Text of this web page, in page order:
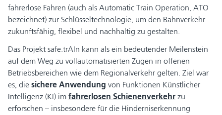
fahrerlose Fahren (auch als Automatic Train Operation, ATO
bezeichnet) zur Schlüsseltechnologie, um den Bahnverkehr
zukunftsfähig, flexibel und nachhaltig zu gestalten.
Das Projekt safe.trAIn kann als ein bedeutender Meilenstein
auf dem Weg zu vollautomatisierten Zügen in offenen
Betriebsbereichen wie dem Regionalverkehr gelten. Ziel war
es, die sichere Anwendung von Funktionen Künstlicher
Intelligenz (KI) im fahrerlosen Schienenverkehr zu
erforschen – insbesondere für die Hinderniserkennung